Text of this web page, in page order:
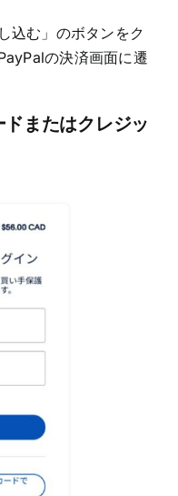
込む」のボタンをク
の決済画面に遷
またはクレジッ